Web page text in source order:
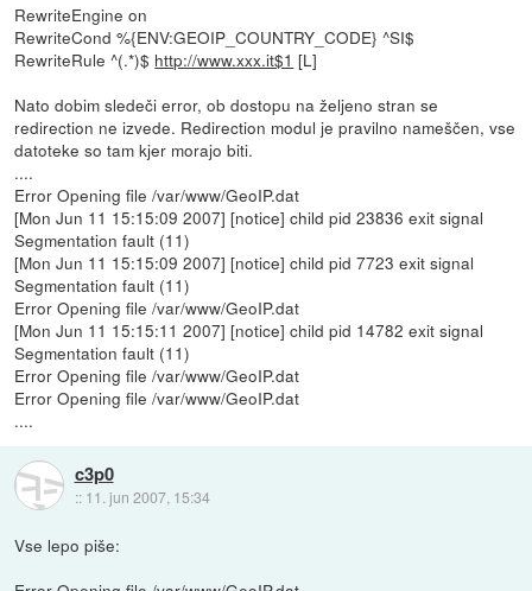
RewriteEngine on
RewriteCond %{ENV:GEOIP_COUNTRY_CODE} ^SI$
RewriteRule ^(.*)$ http://www.xxx.it$1 [L]
Nato dobim sledeči error, ob dostopu na željeno stran se
redirection ne izvede. Redirection modul je pravilno nameščen, vse
datoteke so tam kjer morajo biti.
....
Error Opening file /var/www/GeoIP.dat
[Mon Jun 11 15:15:09 2007] [notice] child pid 23836 exit signal
Segmentation fault (11)
[Mon Jun 11 15:15:09 2007] [notice] child pid 7723 exit signal
Segmentation fault (11)
Error Opening file /var/www/GeoIP.dat
[Mon Jun 11 15:15:11 2007] [notice] child pid 14782 exit signal
Segmentation fault (11)
Error Opening file /var/www/GeoIP.dat
Error Opening file /var/www/GeoIP.dat
....
c3p0
:: 11. jun 2007, 15:34
Vse lepo piše: